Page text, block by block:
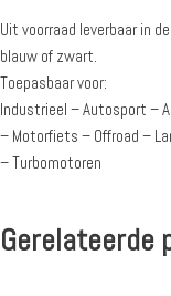
Uit voorraad leverbaar in
blauw of zwart.
Toepasbaar voor:
Industrieel – Autosport –
– Motorfiets – Offroad –
– Turbomotoren
Gerelateerde